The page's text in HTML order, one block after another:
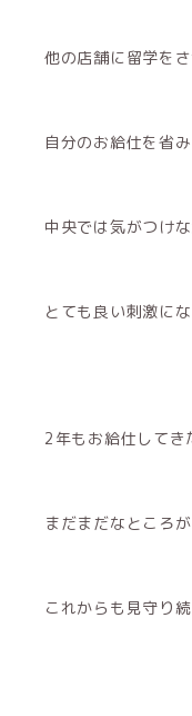
他の店舗に留学を
自分のお給仕を省
中央では気がつけ
とても良い刺激に
2年もお給仕してき
まだまだなところ
これからも見守り